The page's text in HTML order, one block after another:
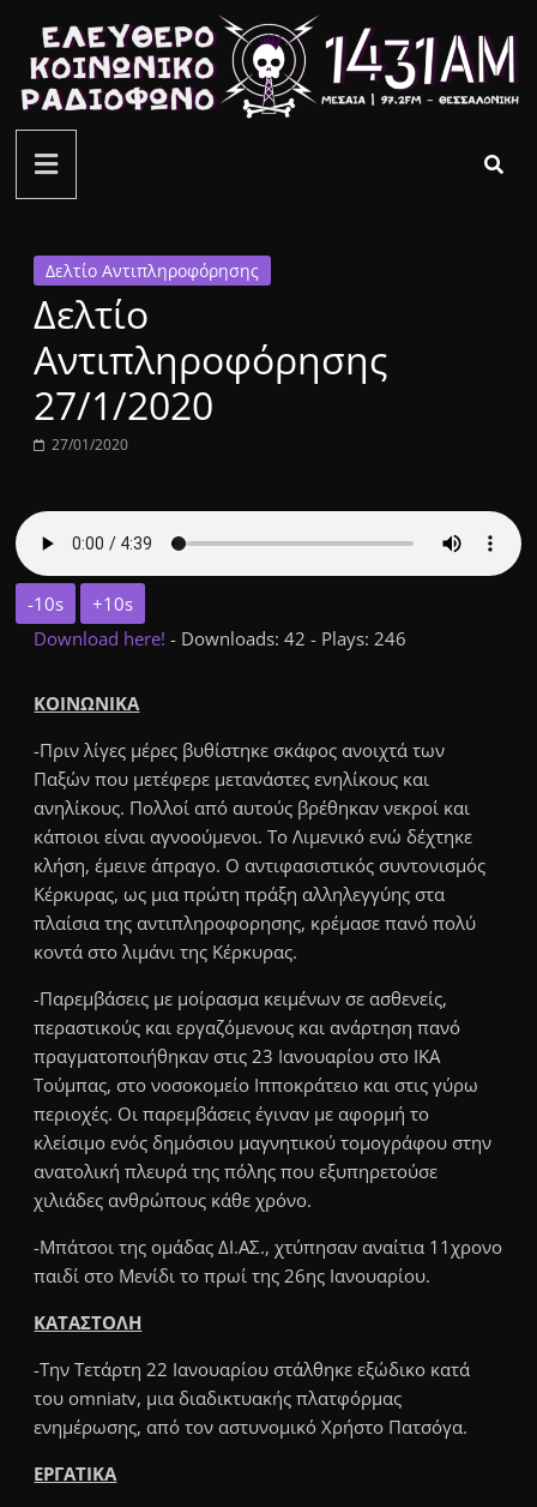
περιεχόμενο
ελεύθερο
κοινωνικό
ραδιόφωνο
1431AM
Δελτίο Αντιπληροφόρησης
Δελτίο
Αντιπληροφόρησης
27/1/2020
27/01/2020
-10s
+10s
Download here!- Downloads: 42 - Plays: 246
ΚΟΙΝΩΝΙΚΑ
-Πριν λίγες μέρες βυθίστηκε σκάφος ανοιχτά των
Παξών που μετέφερε μετανάστες ενηλίκους και
ανηλίκους. Πολλοί από αυτούς βρέθηκαν νεκροί και
κάποιοι είναι αγνοούμενοι. Το Λιμενικό ενώ δέχτηκε
κλήση, έμεινε άπραγο. Ο αντιφασιστικός συντονισμός
Κέρκυρας, ως μια πρώτη πράξη αλληλεγγύης στα
πλαίσια της αντιπληροφορησης, κρέμασε πανό πολύ
κοντά στο λιμάνι της Κέρκυρας.
-Παρεμβάσεις με μοίρασμα κειμένων σε ασθενείς,
περαστικούς και εργαζόμενους και ανάρτηση πανό
πραγματοποιήθηκαν στις 23 Ιανουαρίου στο ΙΚΑ
Τούμπας, στο νοσοκομείο Ιπποκράτειο και στις γύρω
περιοχές. Οι παρεμβάσεις έγιναν με αφορμή το
κλείσιμο ενός δημόσιου μαγνητικού τομογράφου στην
ανατολική πλευρά της πόλης που εξυπηρετούσε
χιλιάδες ανθρώπους κάθε χρόνο.
-Μπάτσοι της ομάδας ΔΙ.ΑΣ., χτύπησαν αναίτια 11χρονο
παιδί στο Μενίδι το πρωί της 26ης Ιανουαρίου.
ΚΑΤΑΣΤΟΛΗ
-Την Τετάρτη 22 Ιανουαρίου στάλθηκε εξώδικο κατά
του omniatv, μια διαδικτυακής πλατφόρμας
ενημέρωσης, από τον αστυνομικό Χρήστο Πατσόγα.
ΕΡΓΑΤΙΚΑ